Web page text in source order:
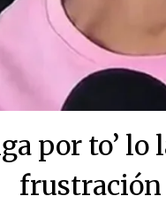
por to’ lo
frustración